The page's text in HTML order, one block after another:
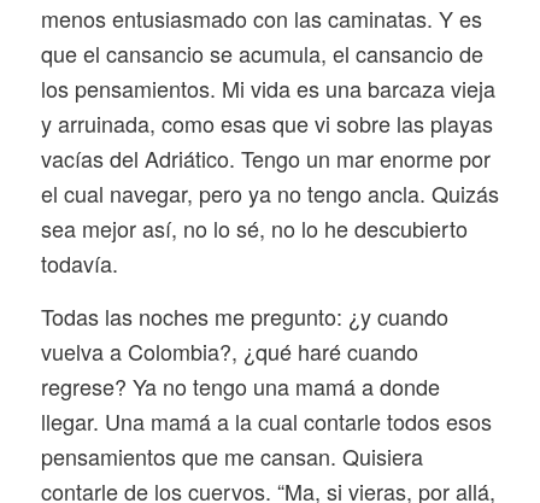
menos entusiasmado con las caminatas. Y es
que el cansancio se acumula, el cansancio de
los pensamientos. Mi vida es una barcaza vieja
y arruinada, como esas que vi sobre las playas
vacías del Adriático. Tengo un mar enorme por
el cual navegar, pero ya no tengo ancla. Quizás
sea mejor así, no lo sé, no lo he descubierto
todavía.
Todas las noches me pregunto: ¿y cuando
vuelva a Colombia?, ¿qué haré cuando
regrese? Ya no tengo una mamá a donde
llegar. Una mamá a la cual contarle todos esos
pensamientos que me cansan. Quisiera
contarle de los cuervos. “Ma, si vieras, por allá,